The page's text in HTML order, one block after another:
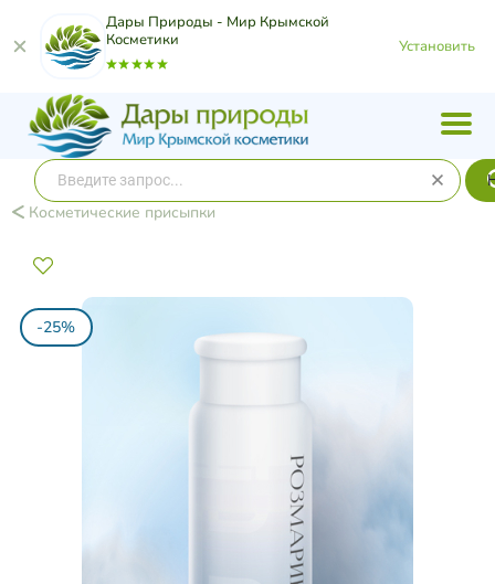
Дары Природы - Мир Крымской
Косметики
Установить
Косметические присыпки
-25%